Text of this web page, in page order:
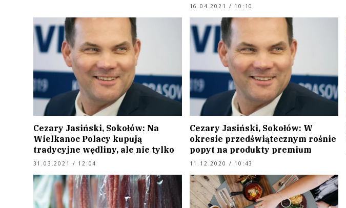
16.04.2021 / 10:10
Cezary Jasiński, Sokołów: Na
Wielkanoc Polacy kupują
tradycyjne wędliny, ale nie tylko
31.03.2021 / 12:04
Cezary Jasiński, Sokołów: W
okresie przedświątecznym rośnie
popyt na produkty premium
11.12.2020 / 10:43